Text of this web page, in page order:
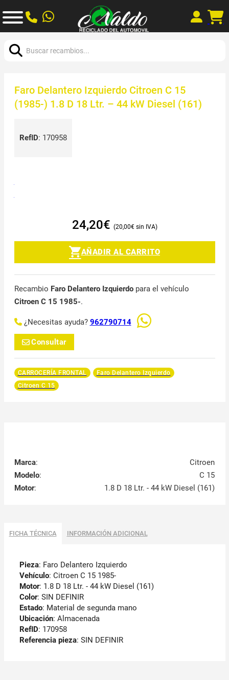
Faro Delantero Izquierdo Citroen C 15
(1985-) 1.8 D 18 Ltr. – 44 kW Diesel (161)
RefID: 170958
24,20€ 20,00€
AÑADIR AL CARRITO
Recambio Faro Delantero Izquierdopara el vehículo
Citroen C 15 1985-.
¿Necesitas ayuda? 962790714
Consultar
CARROCERÍA FRONTAL
Faro Delantero Izquierdo
Citroen C 15
Marca:
Citroen
Modelo:
C 15
Motor: 1.8 D 18 Ltr. - 44 kW Diesel (161)
FICHA TÉCNICA INFORMACIÓN ADICIONAL
Pieza: Faro Delantero Izquierdo
Vehículo: Citroen C 15 1985-
Motor: 1.8 D 18 Ltr. - 44 kW Diesel (161)
Color: SIN DEFINIR
Estado: Material de segunda mano
Ubicación: Almacenada
RefID: 170958
Referencia pieza: SIN DEFINIR